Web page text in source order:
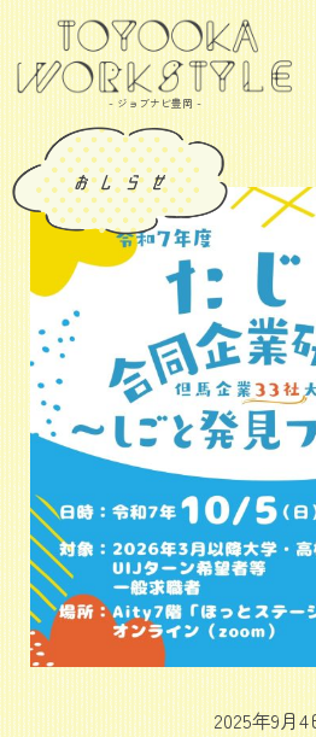
- ジョブナビ豊岡 -
2025年9月4